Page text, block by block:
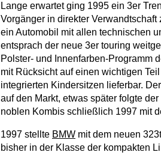
Lange erwartet ging 1995 ein 3er
Vorgänger in direkter
ein Automobil mit allen technischen
entsprach der neue 3er touring
Polster- und Innenfarben-Programm
mit Rücksicht auf einen wichtigen
integrierten Kindersitzen lieferbar.
auf den Markt, etwas später folgte
noblen Kombis schließlich 1997 mit
1997 stellte BMW mit dem neuen
bisher in der Klasse der kompakten